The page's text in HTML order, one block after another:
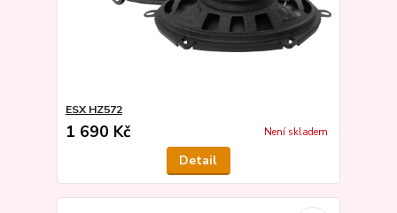
ESX HZ572
1 690 Kč Není skladem
Detail